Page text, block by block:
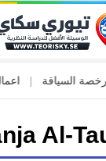
السياقة
Al-